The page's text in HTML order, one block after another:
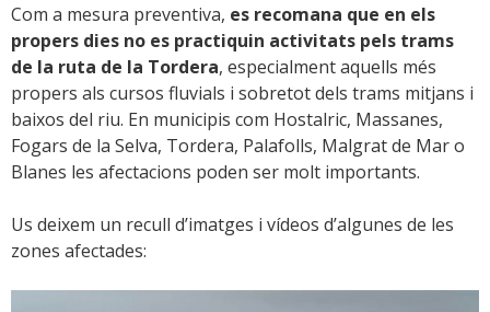
Com a mesura preventiva, es recomana que en els
propers dies no es practiquin activitats pels trams
de la ruta de la Tordera, especialment aquells més
propers als cursos fluvials i sobretot dels trams mitjans i
baixos del riu. En municipis com Hostalric, Massanes,
Fogars de la Selva, Tordera, Palafolls, Malgrat de Mar o
Blanes les afectacions poden ser molt importants.
Us deixem un recull d’imatges i vídeos d’algunes de les
zones afectades: